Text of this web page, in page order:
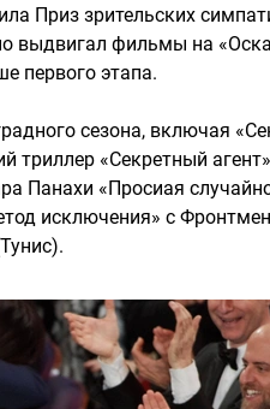
Приз зрительских
выдвигал фильмы на
первого этапа.
сезона, включая
триллер «Секретный
Панахи «Просиая
исключения» с